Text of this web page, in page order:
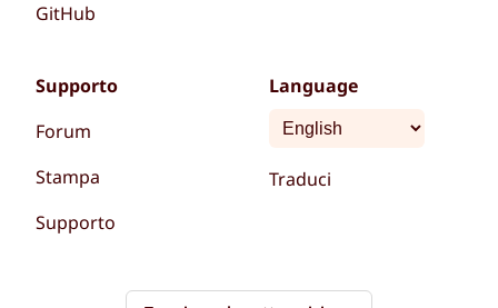
GitHub
Supporto
Forum
Stampa
Supporto
Language
Traduci